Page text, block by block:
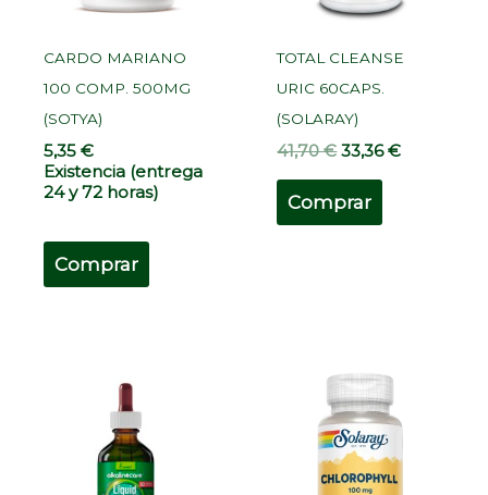
CARDO MARIANO
100 COMP. 500MG
(SOTYA)
5,35€
Existencia (entrega
24 y 72 horas)
Comprar
TOTAL CLEANSE
URIC 60CAPS.
(SOLARAY)
41,70€ 33,36€
Comprar